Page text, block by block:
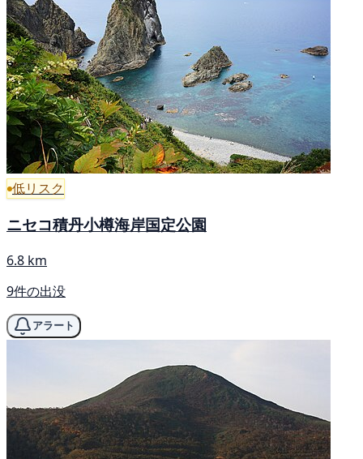
低リスク
ニセコ積丹小樽海岸国定公園
6.8 km
9件の出没
アラート